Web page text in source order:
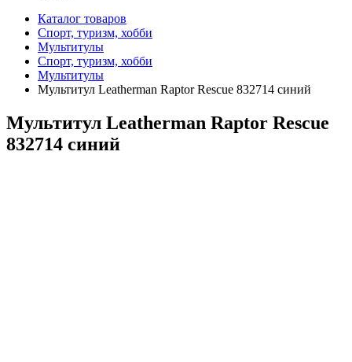
Каталог товаров
Спорт, туризм, хобби
Мультитулы
Спорт, туризм, хобби
Мультитулы
Мультитул Leatherman Raptor Rescue 832714 синий
Мультитул Leatherman Raptor Rescue
832714 синий